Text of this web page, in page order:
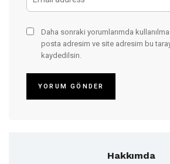
Daha sonraki yorumlarımda
posta adresim ve site adresim bu
kaydedilsin.
Hakkımda